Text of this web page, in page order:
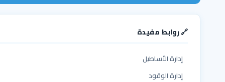
🔗 روابط مفيدة
إدارة الأساطيل
إدارة الوقود